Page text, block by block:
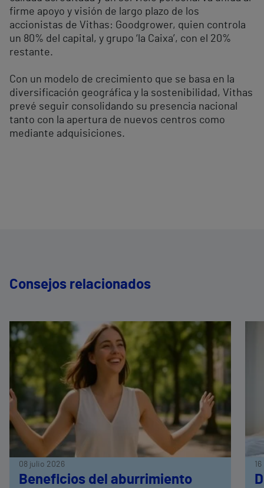
firme apoyo y visión de largo plazo de los
accionistas de Vithas: Goodgrower, quien controla
un 80% del capital, y grupo ‘la Caixa’, con el 20%
restante.
Con un modelo de crecimiento que se basa en la
diversificación geográfica y la sostenibilidad, Vithas
prevé seguir consolidando su presencia nacional
tanto con la apertura de nuevos centros como
mediante adquisiciones.
Consejos relacionados
08 julio 2026
Beneficios del aburrimiento